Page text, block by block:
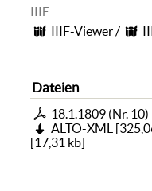
IIIF
IIIF-Viewer/
Dateien
18.1.1809 (Nr. 10)
ALTO-XML [
[17,31 kb]